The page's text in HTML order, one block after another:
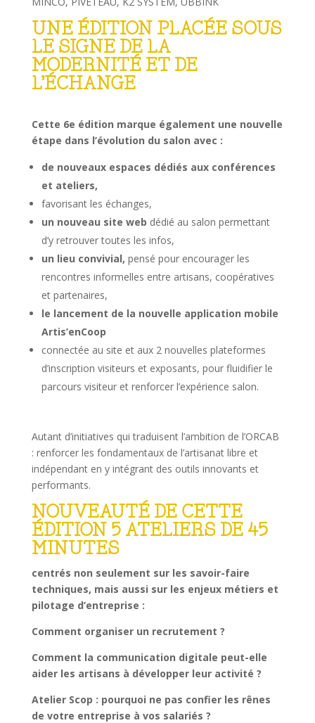
UNE ÉDITION PLACÉE SOUS
LE SIGNE DE LA
MODERNITÉ ET DE
L’ÉCHANGE
Cette 6e édition marque également une nouvelle
étape dans l’évolution du salon avec :
de nouveaux espaces dédiés aux conférences
et ateliers,
favorisant les échanges,
un nouveau site web dédié au salon permettant
d’y retrouver toutes les infos,
un lieu convivial, pensé pour encourager les
rencontres informelles entre artisans, coopératives
et partenaires,
le lancement de la nouvelle application mobile
Artis’enCoop
connectée au site et aux 2 nouvelles plateformes
d’inscription visiteurs et exposants, pour fluidifier le
parcours visiteur et renforcer l’expérience salon.
Autant d’initiatives qui traduisent l’ambition de l’ORCAB
: renforcer les fondamentaux de l’artisanat libre et
indépendant en y intégrant des outils innovants et
performants.
NOUVEAUTÉ DE CETTE
ÉDITION 5 ATELIERS DE 45
MINUTES
centrés non seulement sur les savoir-faire
techniques, mais aussi sur les enjeux métiers et
pilotage d’entreprise :
Comment organiser un recrutement ?
Comment la communication digitale peut-elle
aider les artisans à développer leur activité ?
Atelier Scop : pourquoi ne pas confier les rênes
de votre entreprise à vos salariés ?